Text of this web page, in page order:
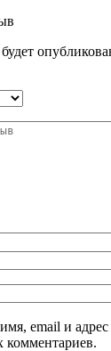
email и адрес